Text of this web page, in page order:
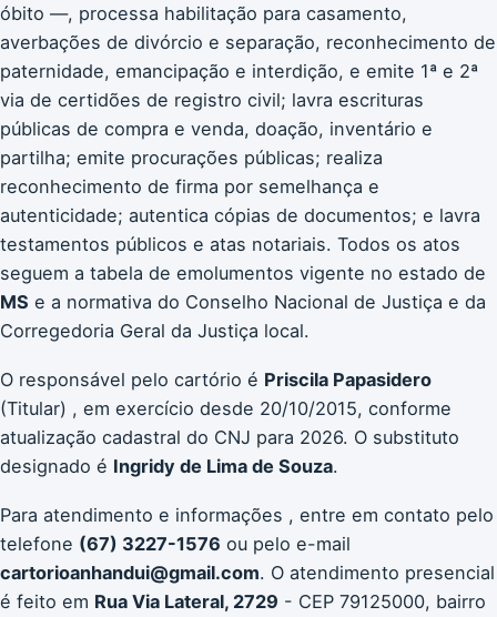
óbito —, processa habilitação para casamento,
averbações de divórcio e separação, reconhecimento de
paternidade, emancipação e interdição, e emite 1ª e 2ª
via de certidões de registro civil; lavra escrituras
públicas de compra e venda, doação, inventário e
partilha; emite procurações públicas; realiza
reconhecimento de firma por semelhança e
autenticidade; autentica cópias de documentos; e lavra
testamentos públicos e atas notariais. Todos os atos
seguem a tabela de emolumentos vigente no estado de
MS e a normativa do Conselho Nacional de Justiça e da
Corregedoria Geral da Justiça local.
O responsável pelo cartório é Priscila Papasidero
(Titular) , em exercício desde 20/10/2015, conforme
atualização cadastral do CNJ para 2026. O substituto
designado é Ingridy de Lima de Souza.
Para atendimento e informações , entre em contato pelo
telefone (67) 3227-1576 ou pelo e-mail
cartorioanhandui@gmail.com. O atendimento presencial
é feito em Rua Via Lateral, 2729 - CEP 79125000, bairro